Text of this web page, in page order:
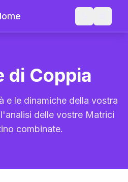
di Coppia
e le dinamiche della vostra
delle vostre Matrici
combinate.